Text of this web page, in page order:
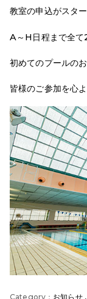
教室の申込がスタ
A～H日程まで全て
初めてのプールの
皆様のご参加を心
お知らせ,